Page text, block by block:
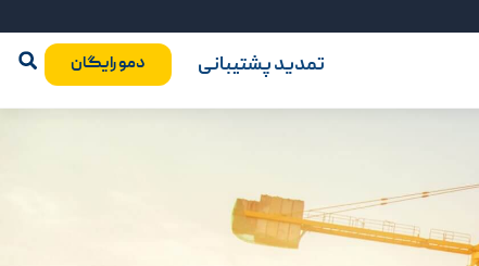
تمدید پشتیبانی دمو رایگان